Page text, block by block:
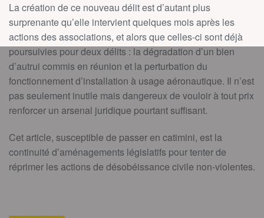
La création de ce nouveau délit est d’autant plus
surprenante qu’elle intervient quelques mois après les
actions des associations, et alors que celles-ci sont déjà
poursuivies pour deux délits : la dégradation d’un bien
d’autrui commis en réunion et la perturbation du
fonctionnement d’installation à usage aéronautique. Il n’est
pas seulement inutile mais dangereux de vouloir à tout prix
renforcer un arsenal juridique pourtant suffisant.
Cet article, susceptible de passer en catimini, est la
continuité d’aménagements législatifs pour tenter de
réprimer les actions de désobéissance civile non-violentes.